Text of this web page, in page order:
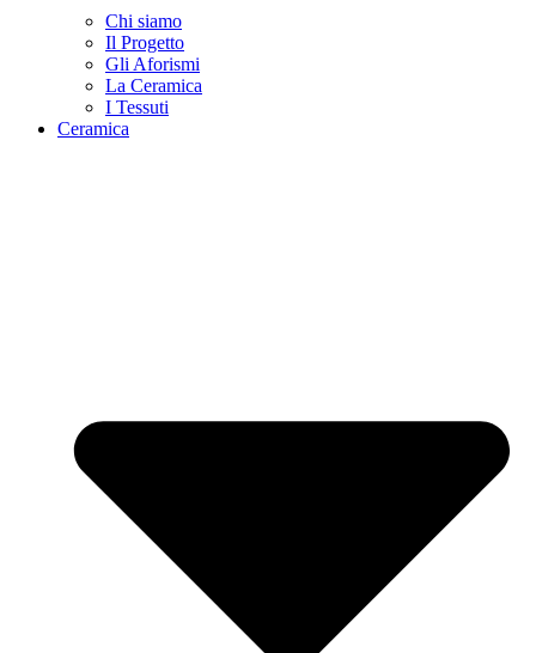
Chi siamo
Il Progetto
Gli Aforismi
La Ceramica
I Tessuti
Ceramica